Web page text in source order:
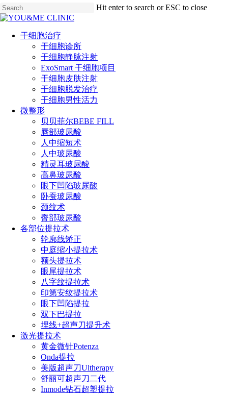
Hit enter to search or ESC to close
Close
Menu
干细胞治疗
干细胞诊所
干细胞静脉注射
ExoSmart 干细胞项目
干细胞皮肤注射
干细胞脱发治疗
干细胞男性活力
微整形
贝贝菲尔BEBE FILL
唇部玻尿酸
人中缩短术
人中玻尿酸
精灵耳玻尿酸
高鼻玻尿酸
眼下凹陷玻尿酸
卧蚕玻尿酸
颈纹术
臀部玻尿酸
各部位提拉术
轮廓线矫正
中庭缩小提拉术
额头提拉术
眼尾提拉术
八字纹提拉术
印第安纹提拉术
眼下凹陷提拉
双下巴提拉
埋线+超声刀提升术
激光提拉术
黄金微针Potenza
Onda提拉
美版超声刀Ultherapy
舒丽可超声刀二代
Inmode钻石超塑提拉